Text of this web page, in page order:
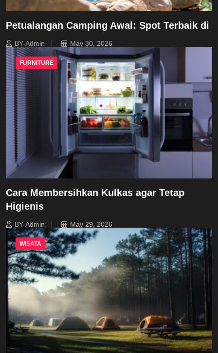
Petualangan Camping Awal: Spot Terbaik di
BY-Admin May 30, 2026
FURNITURE
Cara Membersihkan Kulkas agar Tetap
Higienis
BY-Admin May 29, 2026
WISATA